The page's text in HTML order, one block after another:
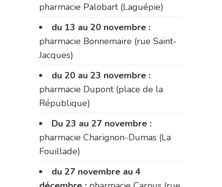
pharmacie Palobart (Laguépie)
du 13 au 20 novembre :
pharmacie Bonnemaire (rue Saint-
Jacques)
du 20 au 23 novembre :
pharmacie Dupont (place de la
République)
Du 23 au 27 novembre :
pharmacie Charignon-Dumas (La
Fouillade)
du 27 novembre au 4